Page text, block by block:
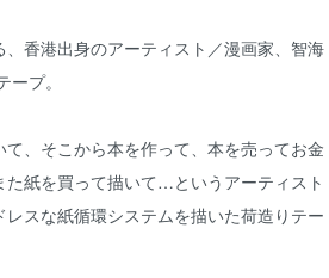
、香港出身のアーティスト／漫画家、智海
プ。
、そこから本を作って、本を売ってお金
た紙を買って描いて…というアーティスト
スな紙循環システムを描いた荷造りテー